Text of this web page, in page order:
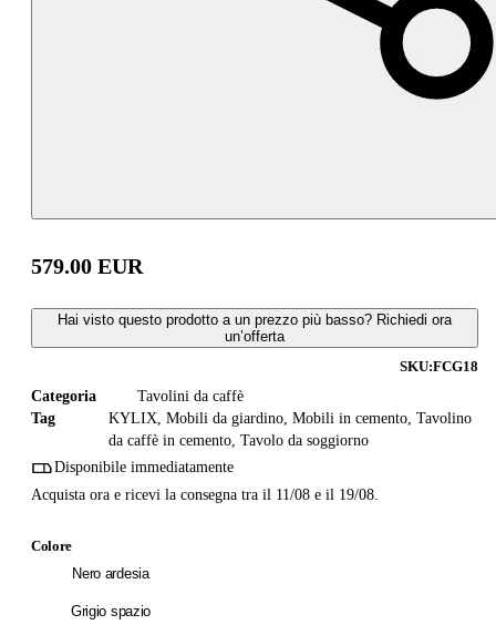
579.00 EUR
Hai visto questo prodotto a un prezzo più basso? Richiedi ora
un’offerta
SKU:FCG18
Categoria
Tavolini da caffè
Tag
KYLIX Mobili da giardino Mobili in cemento Tavolino
da caffè in cemento Tavolo da soggiorno
Disponibile immediatamente
Acquista ora e ricevi la consegna tra il 11/08 e il 19/08.
Colore
Nero ardesia
Grigio spazio